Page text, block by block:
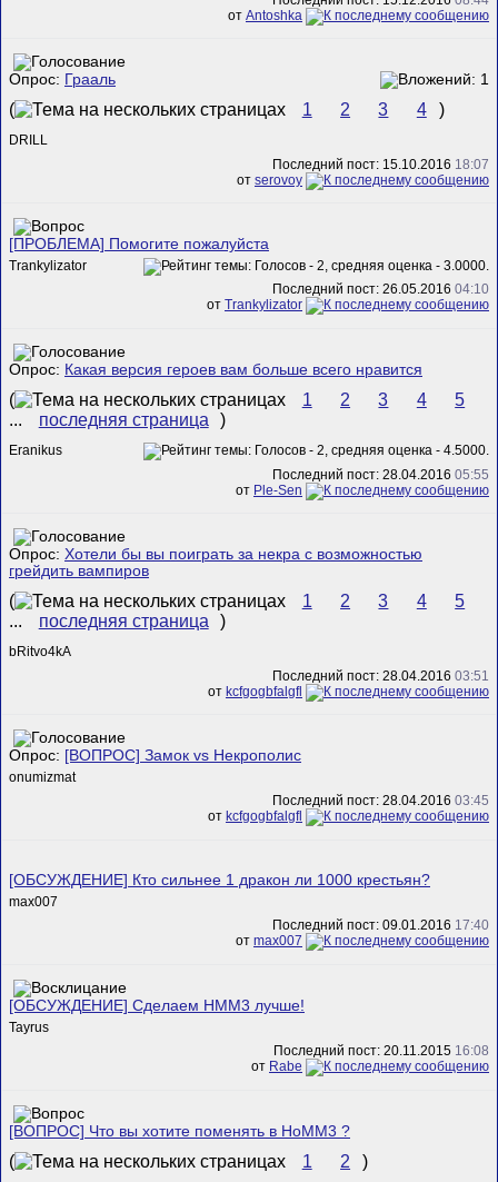
от Antoshka
Опрос: Грааль
( 1 2 3 4 )
DRILL
Последний пост: 15.10.2016 18:07
от serovoy
[ПРОБЛЕМА] Помогите пожалуйста
Trankylizator
Последний пост: 26.05.2016 04:10
от Trankylizator
Опрос: Какая версия героев вам больше всего нравится
( 1 2 3 4
5
...
последняя страница )
Eranikus
Последний пост: 28.04.2016 05:55
от Ple-Sen
Опрос: Хотели бы вы поиграть за некра с возможностью
грейдить вампиров
( 1 2 3 4
5
...
последняя страница )
bRitvo4kA
Последний пост: 28.04.2016 03:51
от kcfgogbfalgfl
Опрос: [ВОПРОС] Замок vs Некрополис
onumizmat
Последний пост: 28.04.2016 03:45
от kcfgogbfalgfl
[ОБСУЖДЕНИЕ] Кто сильнее 1 дракон ли 1000 крестьян?
max007
Последний пост: 09.01.2016 17:40
от max007
[ОБСУЖДЕНИЕ] Сделаем HMM3 лучше!
Tayrus
Последний пост: 20.11.2015 16:08
от Rabe
[ВОПРОС] Что вы хотите поменять в HoMM3 ?
( 1 2 )